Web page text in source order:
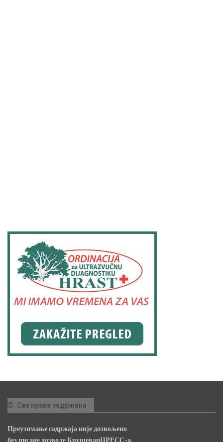
Сва права задржана
Преузимање садржаја није дозвољено
без писане дозволе КрушевацПРЕСС-а.